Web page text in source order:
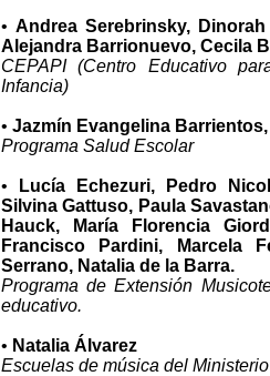
• Andrea Serebrinsky,
Alejandra Barrionuevo, Cecila
CEPAPI (Centro Educativo
Infancia)
• Jazmín Evangelina
Programa Salud Escolar
•
Lucía Echezuri, Pedro
Silvina Gattuso, Paula
Hauck, María Florencia
Francisco Pardini, Marcela
Serrano, Natalia de la Barra.
Programa de Extensión
educativo.
• Natalia Álvarez
Escuelas de música del